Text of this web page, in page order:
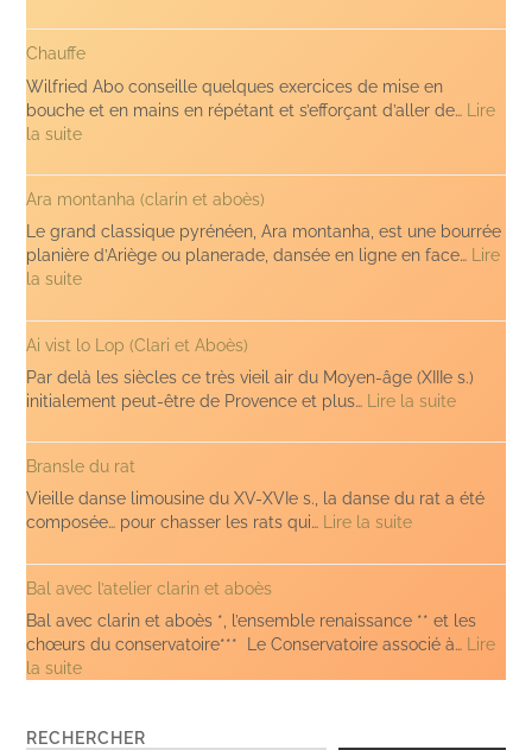
Chauffe
Wilfried Abo conseille quelques exercices de mise en
bouche et en mains en répétant et s’efforçant d’aller de… Lire
la suite:
Ara montanha (clarin et aboès)
Le grand classique pyrénéen, Ara montanha, est une bourrée
planière d’Ariège ou planerade, dansée en ligne en face… Lire
la suite:
montanha
(clarin
et
aboès)
Ai vist lo Lop (Clari et Aboès)
Par delà les siècles ce très vieil air du Moyen-âge (XIIIe s.)
initialement peut-être de Provence et plus… Lire la suite:
vist
Lop
Aboès)
Bransle du rat
Vieille danse limousine du XV-XVIe s., la danse du rat a été
composée… pour chasser les rats qui… Lire la suite:
du
Bal avec l’atelier clarin et aboès
Bal avec clarin et aboès *, l’ensemble renaissance ** et les
chœurs du conservatoire*** Le Conservatoire associé à… Lire
la suite:
l’atelier
RECHERCHER